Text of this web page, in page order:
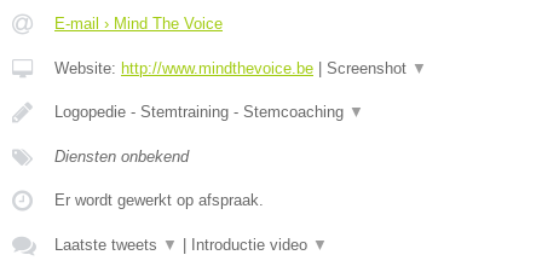
E-mail › Mind The Voice
Website: http://www.mindthevoice.be Screenshot ▼
Logopedie - Stemtraining - Stemcoaching ▼
Diensten onbekend
Er wordt gewerkt op afspraak.
Laatste tweets ▼ Introductie video ▼